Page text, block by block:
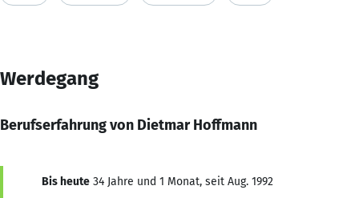
Werdegang
Berufserfahrung von Dietmar Hoffmann
Bis heute 34 Jahre und 1 Monat, seit Aug. 1992